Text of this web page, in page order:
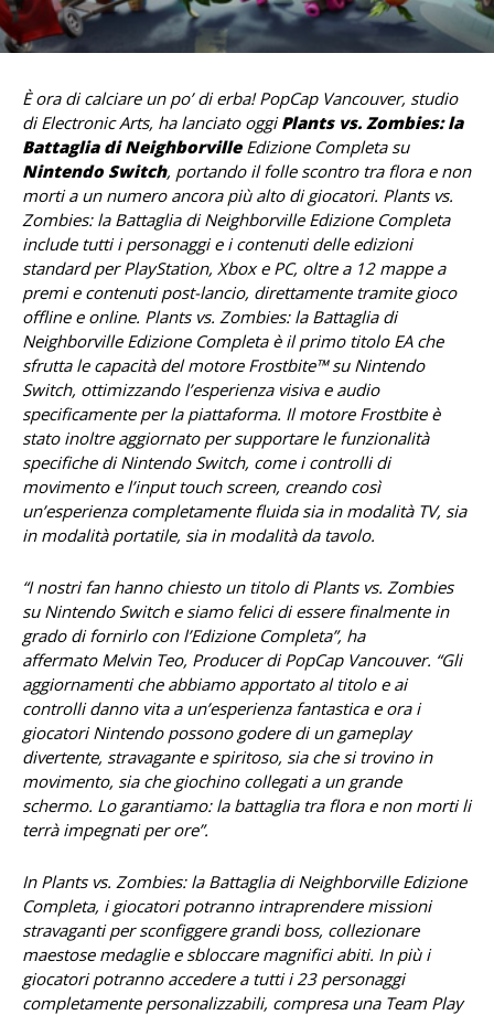
È ora di calciare un po’ di erba! PopCap Vancouver, studio
di Electronic Arts, ha lanciato oggiPlants vs. Zombies: la
Battaglia di NeighborvilleEdizione Completa su
Nintendo Switch, portando il folle scontro tra flora e non
morti a un numero ancora più alto di giocatori. Plants vs.
Zombies: la Battaglia di Neighborville Edizione Completa
include tutti i personaggi e i contenuti delle edizioni
standard per PlayStation, Xbox e PC, oltre a 12 mappe a
premi e contenuti post-lancio, direttamente tramite gioco
offline e online. Plants vs. Zombies: la Battaglia di
Neighborville Edizione Completa è il primo titolo EA che
sfrutta le capacità del motore Frostbite™ su Nintendo
Switch, ottimizzando l’esperienza visiva e audio
specificamente per la piattaforma. Il motore Frostbite è
stato inoltre aggiornato per supportare le funzionalità
specifiche di Nintendo Switch, come i controlli di
movimento e l’input touch screen, creando così
un’esperienza completamente fluida sia in modalità TV, sia
in modalità portatile, sia in modalità da tavolo.
“I nostri fan hanno chiesto un titolo di Plants vs. Zombies
su Nintendo Switch e siamo felici di essere finalmente in
grado di fornirlo con l’Edizione Completa”, ha
affermato Melvin Teo, Producer di PopCap Vancouver. “Gli
aggiornamenti che abbiamo apportato al titolo e ai
controlli danno vita a un’esperienza fantastica e ora i
giocatori Nintendo possono godere di un gameplay
divertente, stravagante e spiritoso, sia che si trovino in
movimento, sia che giochino collegati a un grande
schermo. Lo garantiamo: la battaglia tra flora e non morti li
terrà impegnati per ore”.
In Plants vs. Zombies: la Battaglia di Neighborville Edizione
Completa, i giocatori potranno intraprendere missioni
stravaganti per sconfiggere grandi boss, collezionare
maestose medaglie e sbloccare magnifici abiti. In più i
giocatori potranno accedere a tutti i 23 personaggi
completamente personalizzabili, compresa una Team Play